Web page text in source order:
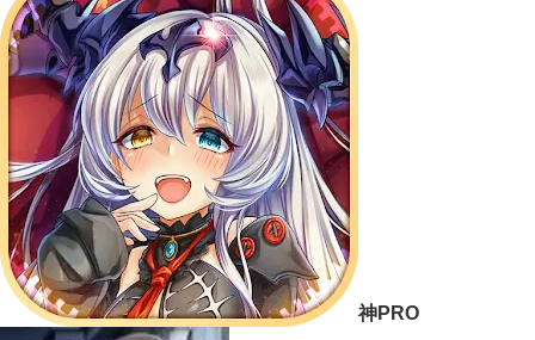
神PRO